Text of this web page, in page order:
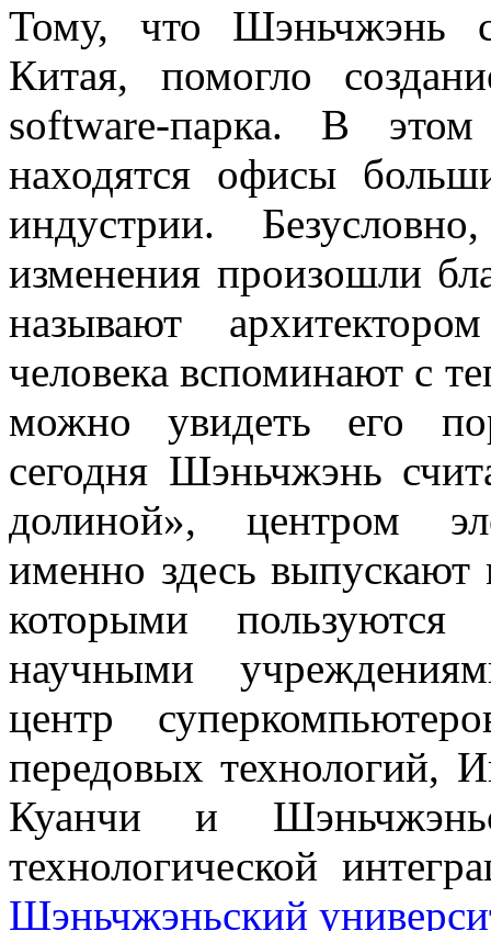
Тому, что Шэньчжэнь
Китая, помогло
software-парка. В
находятся офисы
индустрии.
изменения произошли
называют
человека вспоминают с
можно увидеть его
сегодня Шэньчжэнь
долиной», центром
именно здесь
которыми
научными
центр
передовых технологий,
Куанчи и
технологической
Шэньчжэньский